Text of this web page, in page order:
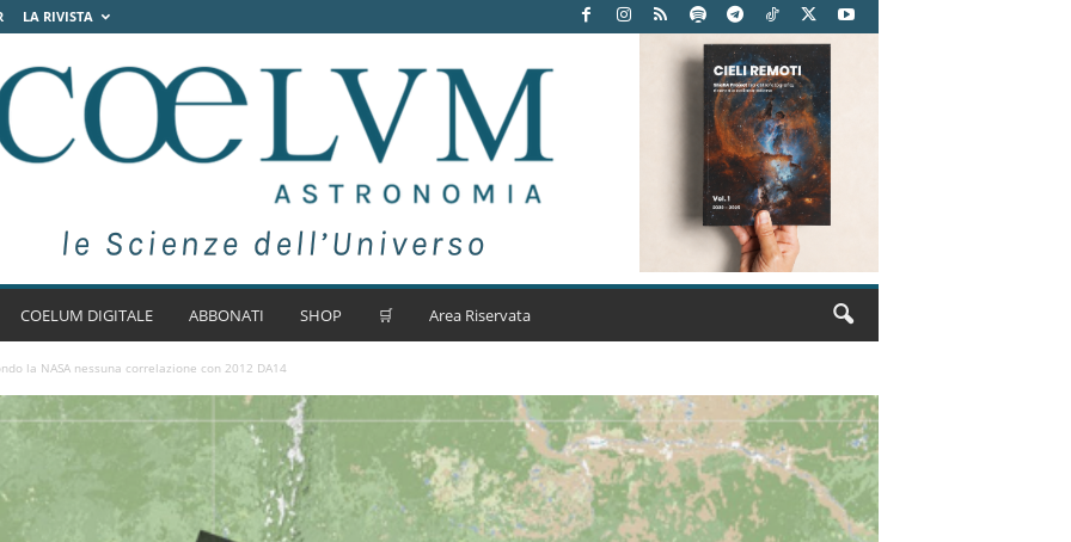
LA RIVISTA
COELUM DIGITALE ABBONATI SHOP 🛒 Area Riservata
la NASA nessuna correlazione con 2012 DA14